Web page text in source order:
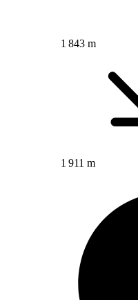
1 843 m
1 911 m